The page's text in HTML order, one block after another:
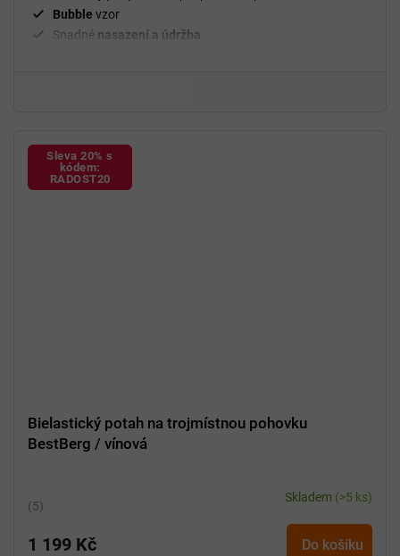
Bubble vzor
Snadné nasazení a údržba
Sleva 20% s
kódem:
RADOST20
Bielastický potah na trojmístnou pohovku
BestBerg / vínová
Průměrné
produktu
Skladem (>5 ks)
1 199 Kč Do košíku